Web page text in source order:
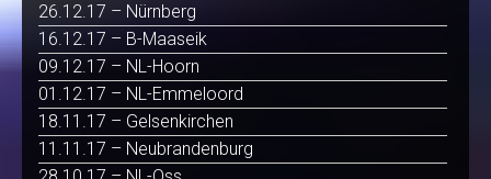
26.12.17 – Nürnberg
16.12.17 – B-Maaseik
09.12.17 – NL-Hoorn
01.12.17 – NL-Emmeloord
18.11.17 – Gelsenkirchen
11.11.17 – Neubrandenburg